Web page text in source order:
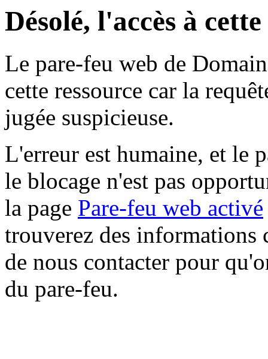
Désolé, l'accès à
Le pare-feu web de
cette ressource car la
jugée suspicieuse.
L'erreur est humaine, et le
le blocage n'est pas
la page Pare-feu web activé
trouverez des informations
de nous contacter pour
du pare-feu.